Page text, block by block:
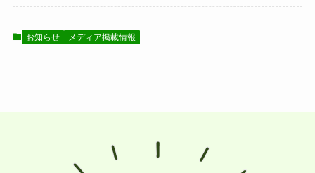
お知らせ メディア掲載情報